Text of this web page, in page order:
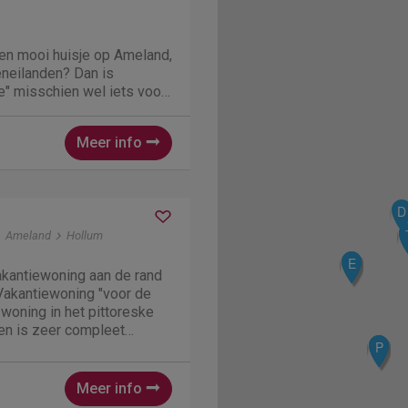
mooi huisje op Ameland,
Dan is
misschien wel iets voor
in Hollum om precies te
kunnen dus...
Meer info
Ameland Hollum
aan de rand
"voor de
in het pittoreske
is zeer compleet
Meer info
B
D
E
M
P